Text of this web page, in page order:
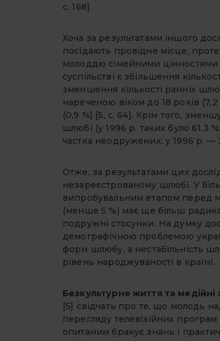
с. 168].
Хоча за результатами іншого
посідають провідне місце,
молоддю сімейними цінностями
суспільстві є збільшення
зменшення кількості ранніх
нареченою віком до 18 років (7,2
(0,9 %) [5, с. 64]. Крім того,
шлюбі (у 1996 р. таких було 61,3
частка неодружених: у 1996 р. —
Отже, за результатами цих
незареєстрованому шлюбі. У
випробувальним етапом перед
(менше 5 %) має ще більш
подружні стосунки. На думку
демографічною проблемою
форм шлюбу, а нестабільність
рівень народжуваності в країні.
Безкультурне життя та медійні
[5] свідчать про те, що молодь
перегляду телевізійних
опитаним бракує знань і